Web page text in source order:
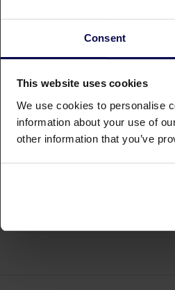
Consent
This website uses cookies
We use cookies to personalise
information about your use of
other information that you’ve
400
5,8kW